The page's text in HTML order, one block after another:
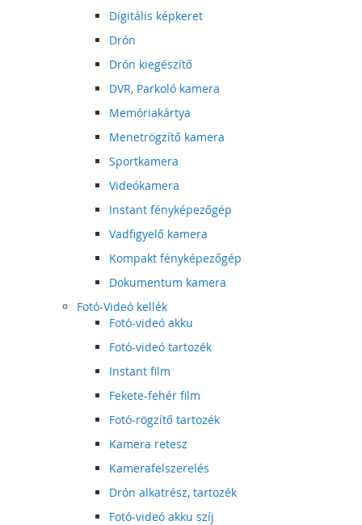
Digitális képkeret
Drón
Drón kiegészítő
DVR, Parkoló kamera
Memóriakártya
Menetrögzítő kamera
Sportkamera
Videókamera
Instant fényképezőgép
Vadfigyelő kamera
Kompakt fényképezőgép
Dokumentum kamera
Fotó-Videó kellék
Fotó-videó akku
Fotó-videó tartozék
Instant film
Fekete-fehér film
Fotó-rögzítő tartozék
Kamera retesz
Kamerafelszerelés
Drón alkatrész, tartozék
Fotó-videó akku szíj